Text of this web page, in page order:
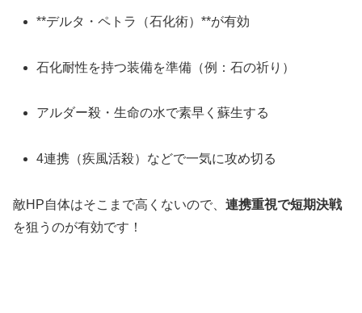
**デルタ・ペトラ（石化術）**が有効
石化耐性を持つ装備を準備（例：石の祈り）
アルダー殺・生命の水で素早く蘇生する
4連携（疾風活殺）などで一気に攻め切る
敵HP自体はそこまで高くないので、 連携重視で短期決戦
を狙うのが有効です！